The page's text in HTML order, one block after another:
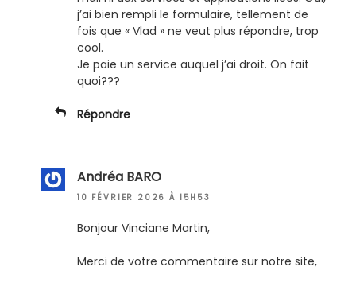
j’ai bien rempli le formulaire, tellement de
fois que « Vlad » ne veut plus répondre, trop
cool.
Je paie un service auquel j’ai droit. On fait
quoi???
Répondre
Andréa BARO
10 FÉVRIER 2026 À 15H53
Bonjour Vinciane Martin,
Merci de votre commentaire sur notre site,